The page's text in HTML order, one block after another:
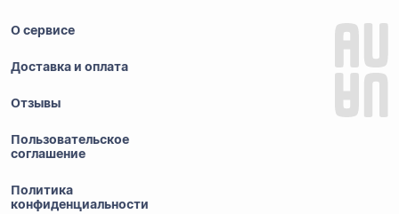
О сервисе
Доставка и оплата
Отзывы
Пользовательское
соглашение
Политика
конфиденциальности